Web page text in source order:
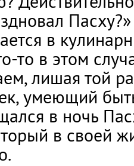
в
то в этом
лишая той
умеющий
в ночь
в своей